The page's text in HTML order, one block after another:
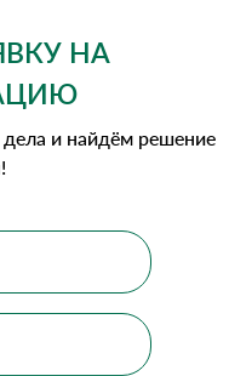
НА
и найдём решение